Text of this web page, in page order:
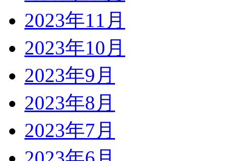
2023年11月
2023年10月
2023年9月
2023年8月
2023年7月